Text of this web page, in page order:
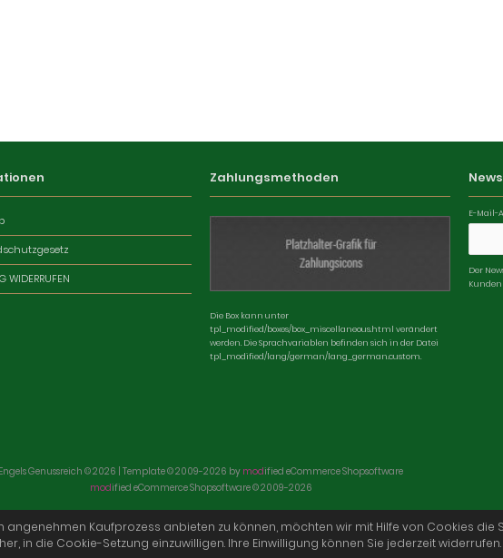
WIDERRUFEN
Zahlungsmethoden
Die Box kann unter
tpl_modified/boxes/box_miscellaneous.html verändert
werden. Die Sprachvariablen befinden sich in der Datei
tpl_modified/lang/german/lang_german.custom.
E-Mail-
Der
Engels Genussreich © 2026 | Template © 2009-2026 by modified eCommerce Shopsoftware
modified eCommerce Shopsoftware © 2009-2026
Kaufprozess anbieten zu können, möchten wir mit Hilfe von Cookies die
in die Cookie-Setzung einzuwilligen. Ihre Einwilligung können Sie jederzeit widerrufen.